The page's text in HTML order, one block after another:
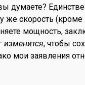
думаете?
же скорость
мощность,
изменится, чтобы
мои заявления